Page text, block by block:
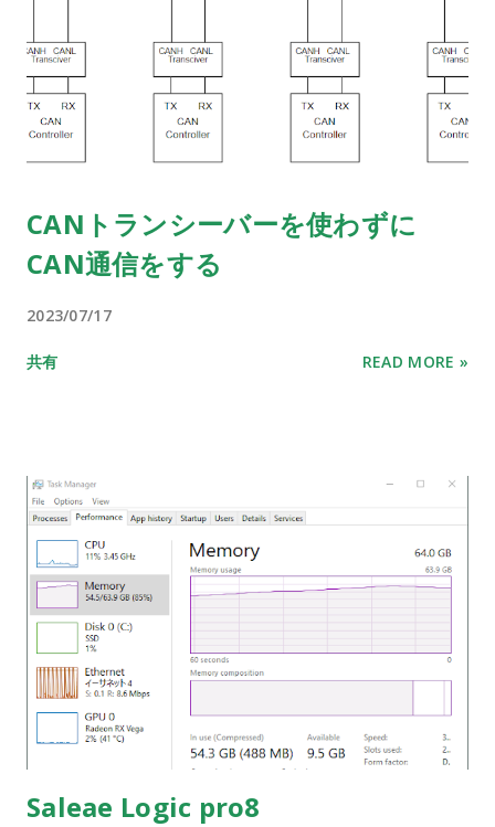
CANトランシーバーを使わずに
CAN通信をする
2023/07/17
共有 READ MORE »
Saleae Logic pro8